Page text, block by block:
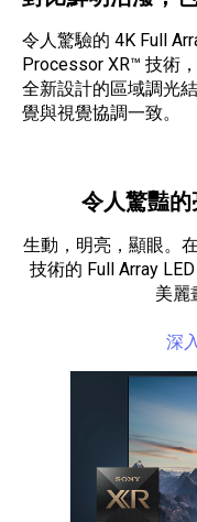
令人驚驗的 4K Full
Processor XR™ 技術
全新設計的區域調光
覺與視覺協調一致。
令人驚豔
生動，明亮，顯眼。
技術的 Full Array
美麗
深